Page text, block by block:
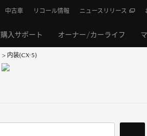
入サポート オーナー/カーライフ
中古車 リコール情報 ニュースリリース
> 内装(CX-5)